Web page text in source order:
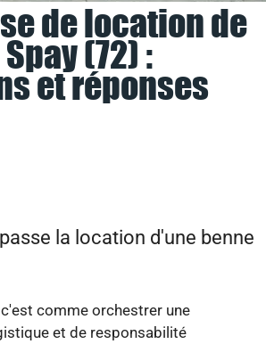
de location de
(72) :
et réponses
la location d'une benne
c'est comme orchestrer une
et de responsabilité